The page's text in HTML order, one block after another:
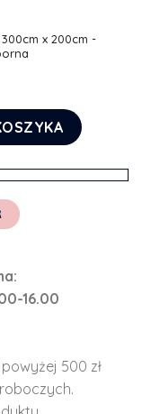
x 200cm -
16.00
500 zł